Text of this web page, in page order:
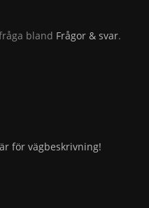
bland Frågor & svar.
för vägbeskrivning!